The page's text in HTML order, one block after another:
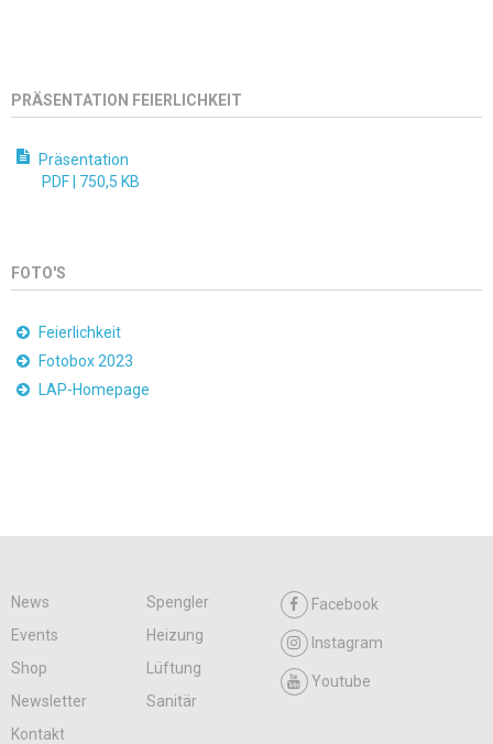
PRÄSENTATION FEIERLICHKEIT
Präsentation
PDF | 750,5 KB
FOTO'S
Feierlichkeit
Fotobox 2023
LAP-Homepage
News
Spengler
Events
Heizung
Shop
Lüftung
Newsletter
Sanitär
Kontakt
Facebook
Instagram
Youtube